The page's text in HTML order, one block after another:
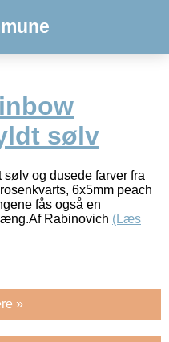
sølv
og dusede farver fra
6x5mm peach
fås også en
Rabinovich (Læs
»